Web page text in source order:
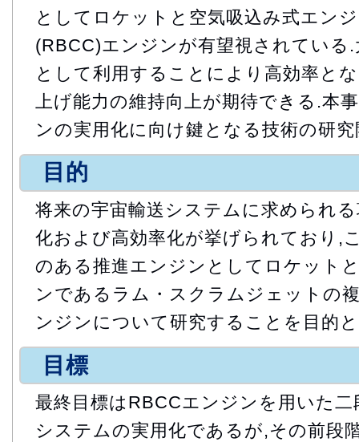
としてロケットと空気吸込み式エン
(RBCC)エンジンが有望視されている
として利用することにより高効率と
上げ能力の維持向上が期待できる.本
ンの実用化に向け鍵となる技術の研
目的
将来の宇宙輸送システムに求められ
化および高効率化が挙げられており,
のある推進エンジンとしてロケット
ンであるラム・スクラムジェットの
ンジンについて研究することを目的
目標
最終目標はRBCCエンジンを用いた二
システムの実用化であるが,その前段